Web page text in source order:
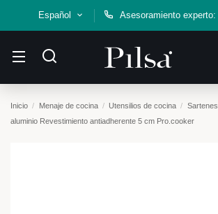
Español Asesoramiento experto:
Inicio Menaje de cocina Utensilios de cocina Sartenes
aluminio Revestimiento antiadherente 5 cm Pro.cooker